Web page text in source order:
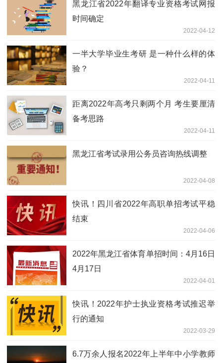
黑龙江省2022年翻译专业资格考试网报
时间确定
2022-04-12
一半大学毕业生考研 是一种什么样的体
验？
2022-04-11
距离2022年高考只剩两个月 考生要厘清
备考思路
2022-04-11
黑龙江省考试录用公务员咨询热线调整
2022-04-08
快讯！四川省2022年高职单招考试平稳
结束
2022-04-06
2022年黑龙江省体育单招时间：4月16日
4月17日
2022-04-01
快讯！2022年护士执业资格考试推迟举
行的通知
2022-03-29
6.7万余人报名2022年上半年中小学教师